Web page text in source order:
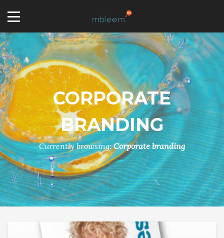
CORPORATE
BRANDING
Currently browsing:Corporate branding